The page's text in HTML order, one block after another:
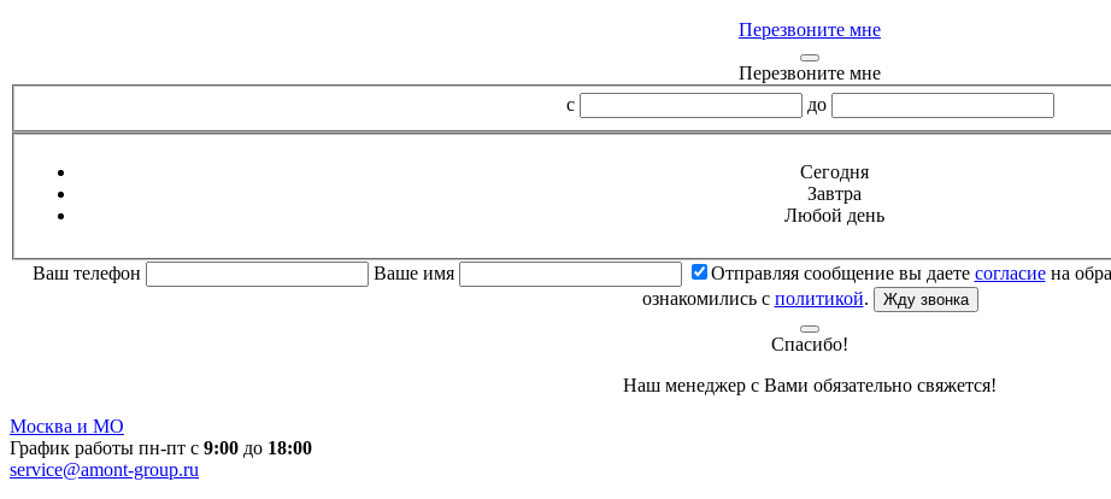
Перезвоните мне
Перезвоните мне
с
до
Сегодня
Завтра
Любой день
Ваш телефон Ваше имя Отправляя сообщение вы даете согласиена
ознакомились с политикой. Жду звонка
Спасибо!
Наш менеджер с Вами обязательно свяжется!
Москва и МО
График работы пн-пт с 9:00 до 18:00
service@amont-group.ru